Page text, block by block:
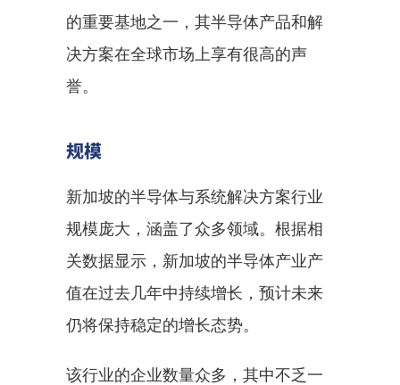
的重要基地之一，其半导体产品和解
决方案在全球市场上享有很高的声
誉。
规模
新加坡的半导体与系统解决方案行业
规模庞大，涵盖了众多领域。根据相
关数据显示，新加坡的半导体产业产
值在过去几年中持续增长，预计未来
仍将保持稳定的增长态势。
该行业的企业数量众多，其中不乏一